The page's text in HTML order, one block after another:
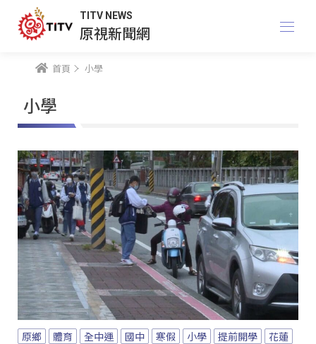
TITV NEWS
原視新聞網
首頁 小學
小學
原鄉 體育 全中運 國中 寒假 小學 提前開學
花蓮